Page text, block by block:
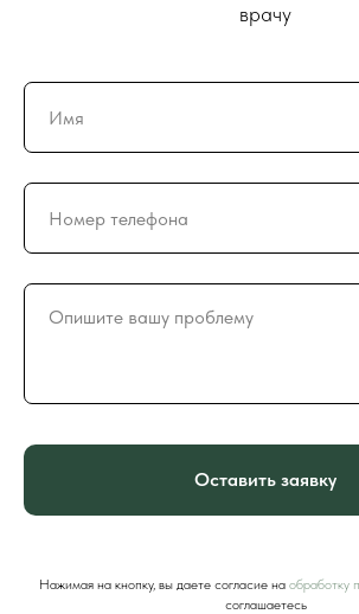
врачу
Оставить заявку
Нажимая на кнопку, вы даете согласие на обработку
соглашаетесь